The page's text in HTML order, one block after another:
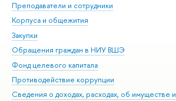
Преподаватели и сотрудники
Корпуса и общежития
Закупки
Обращения граждан в НИУ ВШЭ
Фонд целевого капитала
Противодействие коррупции
Сведения о доходах, расходах, об имуществе и